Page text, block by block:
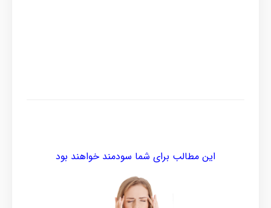
این مطالب برای شما سودمند خواهند بود